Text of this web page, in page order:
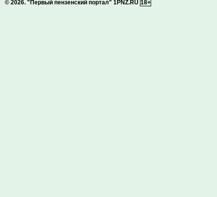
© 2026. "Первый пензенский портал" 1PNZ.RU 18+